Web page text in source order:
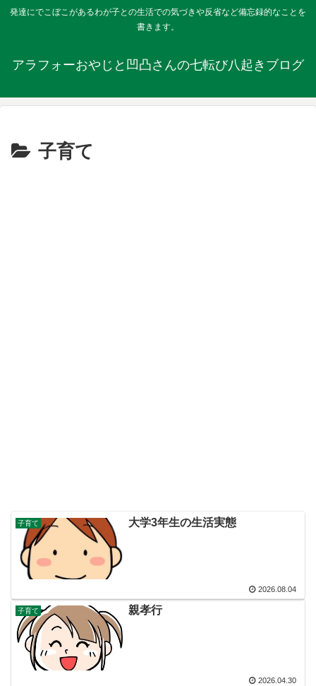
発達にでこぼこがあるわが子との生活での気づきや反省など備忘録的なことを
書きます。
アラフォーおやじと凹凸さんの七転び八起きブログ
子育て
子育て 大学3年生の生活実態
2026.08.04
子育て 親孝行
2026.04.30